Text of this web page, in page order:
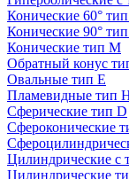
Конические 60°
Конические 90°
Конические тип M
Обратный конус
Овальные тип E
Пламевидные тип
Сферические тип D
Сфероконические
Цилиндрические с
Цилиндрические